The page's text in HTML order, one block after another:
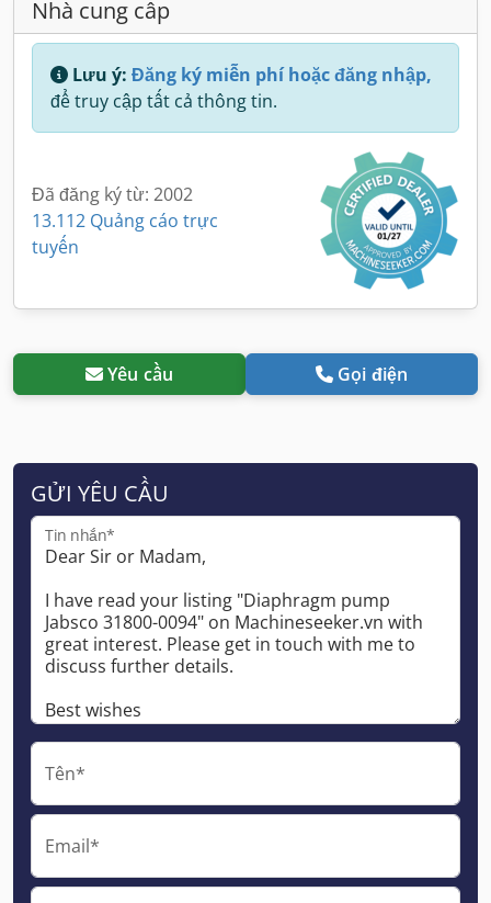
Nhà cung cấp
Lưu ý: Đăng ký miễn phí hoặc đăng nhập,
để truy cập tất cả thông tin.
Đã đăng ký từ: 2002
13.112 Quảng cáo trực
tuyến
Yêu cầu Gọi điện
GỬI YÊU CẦU
Tin nhắn*
Tên*
Email*